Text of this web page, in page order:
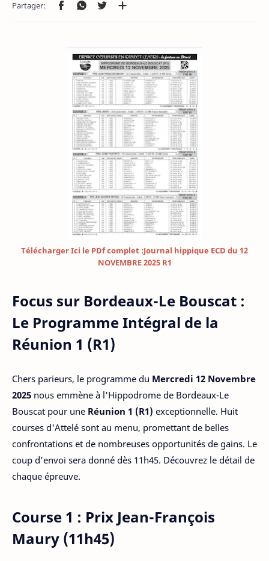
Télécharger Ici le PDf complet :Journal hippique ECD du 12
NOVEMBRE 2025 R1
Focus sur Bordeaux-Le Bouscat :
Le Programme Intégral de la
Réunion 1 (R1)
Chers parieurs, le programme du Mercredi 12 Novembre
2025 nous emmène à l'Hippodrome de Bordeaux-Le
Bouscat pour une Réunion 1 (R1) exceptionnelle. Huit
courses d'Attelé sont au menu, promettant de belles
confrontations et de nombreuses opportunités de gains. Le
coup d'envoi sera donné dès 11h45. Découvrez le détail de
chaque épreuve.
Course 1 : Prix Jean-François
Maury (11h45)